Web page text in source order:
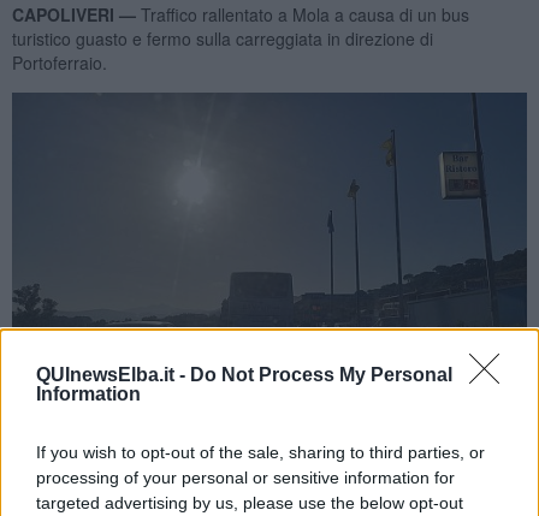
QUInewsElba.it - Do Not Process My Personal
Information
If you wish to opt-out of the sale, sharing to third parties, or
processing of your personal or sensitive information for
targeted advertising by us, please use the below opt-out
CAPOLIVERI — Traffico rallentato a Mola a causa di un bus
turistico guasto e fermo sulla carreggiata in direzione di
Portoferraio.